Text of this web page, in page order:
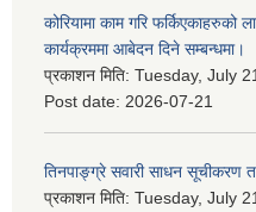
कोरियामा काम गरि फर्किएकाहरुको
कार्यक्रममा आबेदन दिने सम्बन्धमा।
प्रकाशन मिति: Tuesday, July
Post date: 2026-07-21
तिनपाङ्ग्रे सवारी साधन सूचीकरण
प्रकाशन मिति: Tuesday, July